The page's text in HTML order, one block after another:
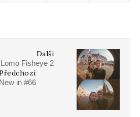
Další
Fisheye 2
New in #66